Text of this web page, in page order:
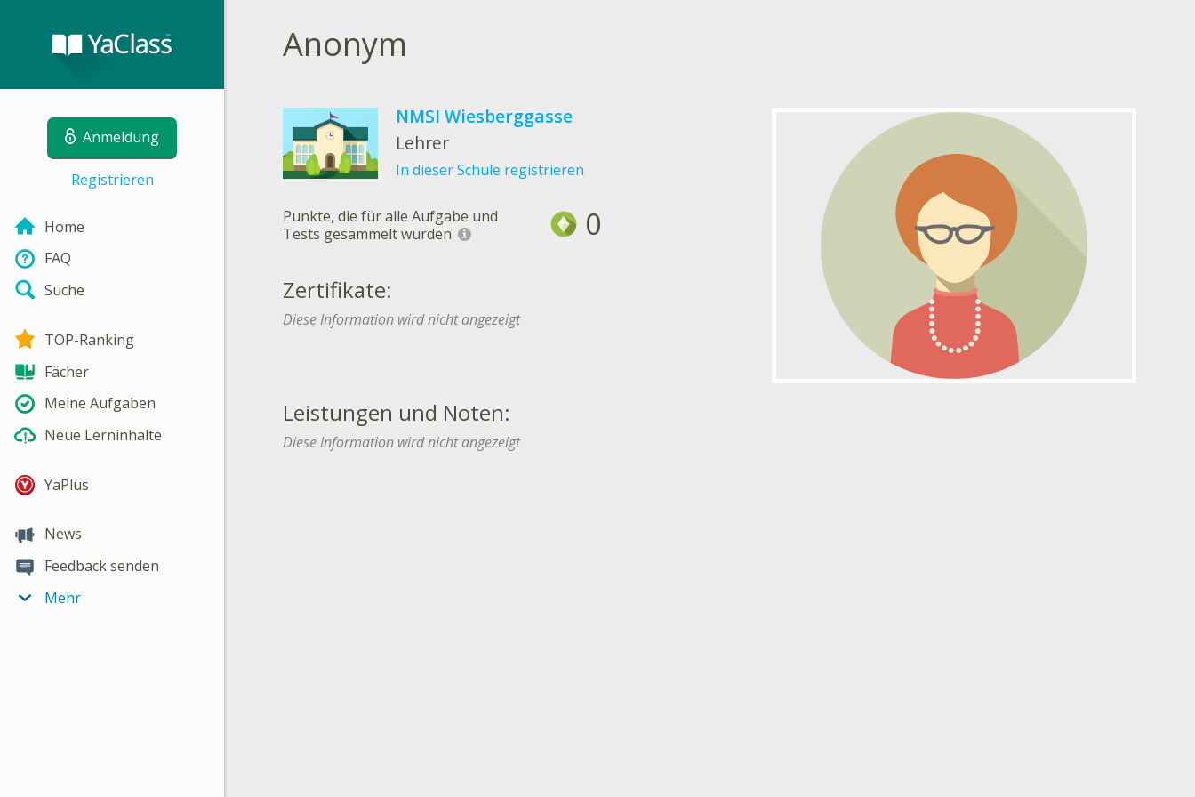
Anmeldung
Registrieren
Home
FAQ
Suche
TOP-Ranking
Fächer
Meine Aufgaben
Neue Lerninhalte
YaPlus
News
Feedback senden
Mehr
Anonym
NMSI Wiesberggasse
Lehrer
In dieser Schule registrieren
Punkte, die für alle Aufgabe und
Tests gesammelt wurden
0
Zertifikate:
Diese Information wird nicht angezeigt
Leistungen und Noten:
Diese Information wird nicht angezeigt